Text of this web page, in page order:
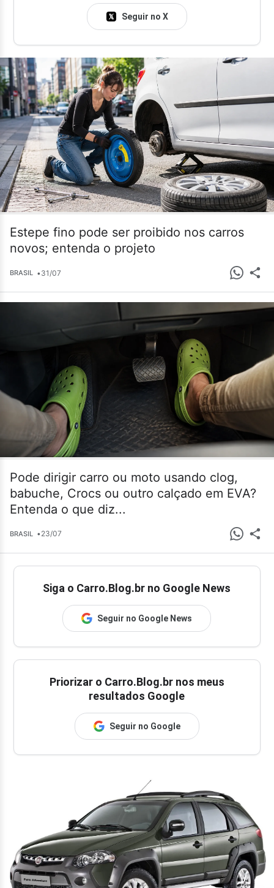
Seguir no X
Estepe fino pode ser proibido nos carros
novos; entenda o projeto
BRASIL •31/07
Pode dirigir carro ou moto usando clog,
babuche, Crocs ou outro calçado em EVA?
Entenda o que diz...
BRASIL •23/07
Siga o Carro.Blog.br no Google News
Seguir no Google News
Priorizar o Carro.Blog.br nos meus
resultados Google
Seguir no Google